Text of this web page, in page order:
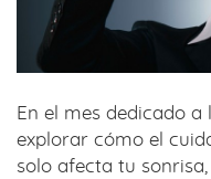
En el mes dedicado
explorar cómo el
solo afecta tu